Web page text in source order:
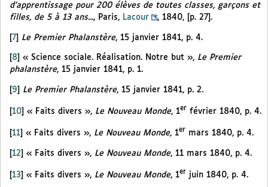
d’apprentissage pour 200 élèves de toutes classes, garçons et
filles, de 5 à 13 ans..., Paris, Lacour , 1840, [p. 27].
[7] Le Premier Phalanstère, 15 janvier 1841, p. 4.
8 « Science sociale. Réalisation. Notre but », Le Premier
phalanstère, 15 janvier 1841, p. 1.
[9] Le Premier Phalanstère, 15 janvier 1841, p. 2.
[10] « Faits divers », Le Nouveau Monde, 1er février 1840, p. 4.
11 « Faits divers », Le Nouveau Monde, 1er mars 1840, p. 4.
[12] « Faits divers », Le Nouveau Monde, 11 mars 1840, p. 4.
[13] « Faits divers », Le Nouveau Monde, 1er juin 1840, p. 4.